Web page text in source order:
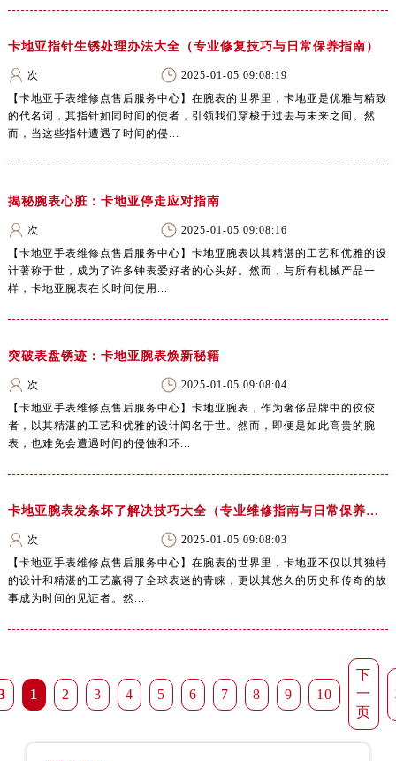
卡地亚指针生锈处理办法大全（专业修复技巧与日常保养指南）
次
2025-01-05 09:08:19
【卡地亚手表维修点售后服务中心】在腕表的世界里，卡地亚是优雅与精致
的代名词，其指针如同时间的使者，引领我们穿梭于过去与未来之间。然
而，当这些指针遭遇了时间的侵...
揭秘腕表心脏：卡地亚停走应对指南
次
2025-01-05 09:08:16
【卡地亚手表维修点售后服务中心】卡地亚腕表以其精湛的工艺和优雅的设
计著称于世，成为了许多钟表爱好者的心头好。然而，与所有机械产品一
样，卡地亚腕表在长时间使用...
突破表盘锈迹：卡地亚腕表焕新秘籍
次
2025-01-05 09:08:04
【卡地亚手表维修点售后服务中心】卡地亚腕表，作为奢侈品牌中的佼佼
者，以其精湛的工艺和优雅的设计闻名于世。然而，即便是如此高贵的腕
表，也难免会遭遇时间的侵蚀和环...
卡地亚腕表发条坏了解决技巧大全（专业维修指南与日常保养建议）
次
2025-01-05 09:08:03
【卡地亚手表维修点售后服务中心】在腕表的世界里，卡地亚不仅以其独特
的设计和精湛的工艺赢得了全球表迷的青睐，更以其悠久的历史和传奇的故
事成为时间的见证者。然...
1 2 3 4 5 6 7 8 9 10
下
一
页